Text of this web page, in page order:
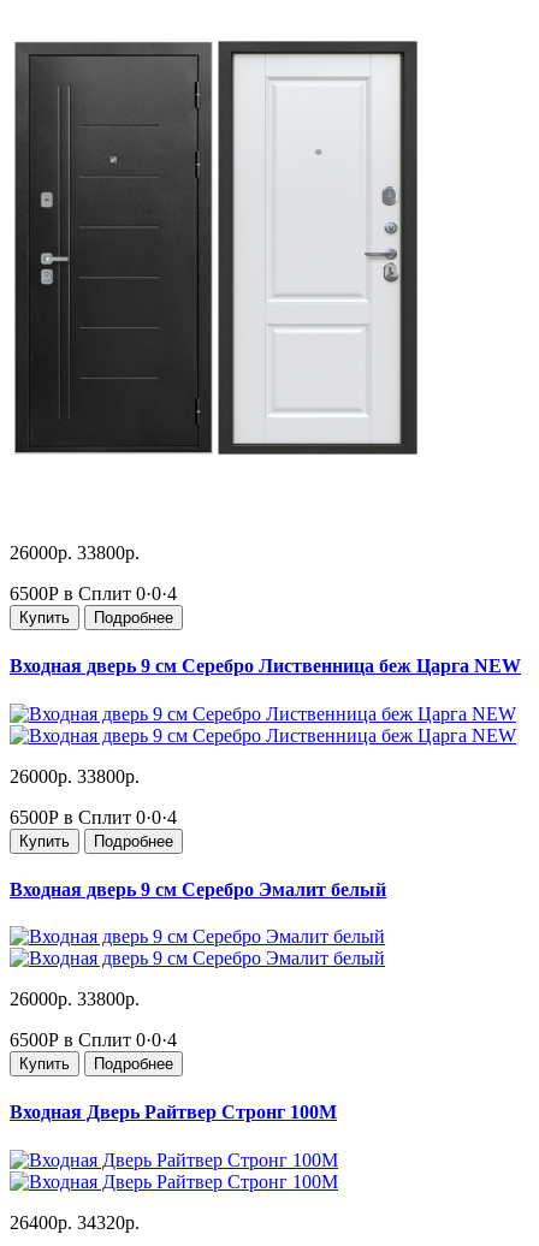
26000р. 33800р.
6500Р в Сплит 0·0·4
Купить Подробнее
Входная дверь 9 см Серебро Лиственница беж Царга NEW
26000р. 33800р.
6500Р в Сплит 0·0·4
Купить Подробнее
Входная дверь 9 см Серебро Эмалит белый
26000р. 33800р.
6500Р в Сплит 0·0·4
Купить Подробнее
Входная Дверь Райтвер Стронг 100М
26400р. 34320р.